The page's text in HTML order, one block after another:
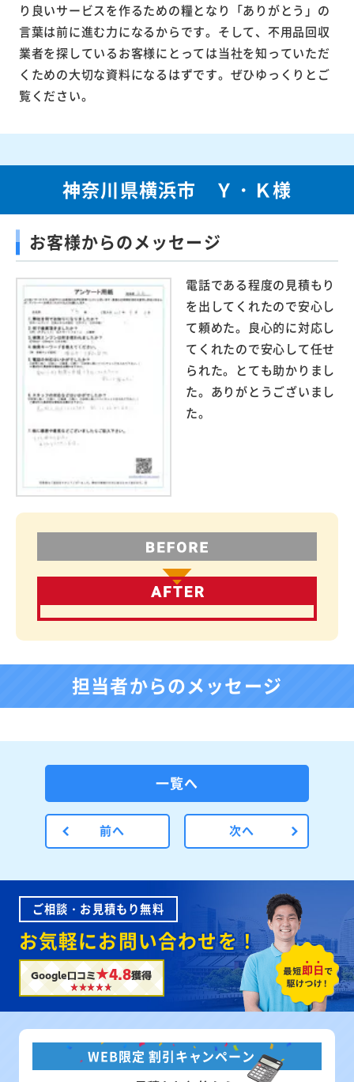
り良いサービスを作るための糧となり「ありがとう」の
言葉は前に進む力になるからです。そして、不用品回収
業者を探しているお客様にとっては当社を知っていただ
くための大切な資料になるはずです。ぜひゆっくりとご
覧ください。
神奈川県横浜市 Ｙ・Ｋ様
お客様からのメッセージ
電話である程度の見積もり
を出してくれたので安心し
て頼めた。良心的に対応し
てくれたので安心して任せ
られた。とても助かりまし
た。ありがとうございまし
た。
担当者からのメッセージ
前へ
一覧へ
次へ
ご相談・お見積もり無料
お気軽にお問い合わせを！
Google口コミ★4.8獲得
WEB限定 割引キャンペーン